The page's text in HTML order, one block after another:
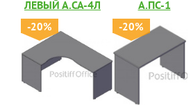
ЛЕВЫЙ А.СА-4Л
-20%
А.ПС-1
-20%